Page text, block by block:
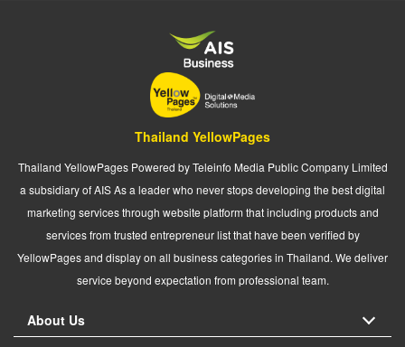
Thailand YellowPages
Thailand YellowPages Powered by Teleinfo Media Public Company Limited
a subsidiary of AIS As a leader who never stops developing the best digital
marketing services through website platform that including products and
services from trusted entrepreneur list that have been verified by
YellowPages and display on all business categories in Thailand. We deliver
service beyond expectation from professional team.
About Us